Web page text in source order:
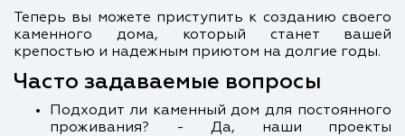
Теперь вы можете приступить к созданию своего
каменного дома, который станет вашей
крепостью и надежным приютом на долгие годы.
Часто задаваемые вопросы
Подходит ли каменный дом для постоянного
проживания? - Да, наши проекты